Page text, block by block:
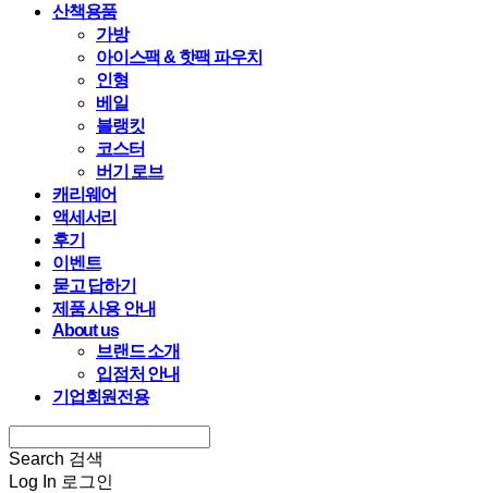
산책용품
가방
아이스팩 & 핫팩 파우치
인형
베일
블랭킷
코스터
버기 로브
캐리웨어
액세서리
후기
이벤트
묻고 답하기
제품 사용 안내
About us
브랜드 소개
입점처 안내
기업회원전용
Search 검색
Log In 로그인